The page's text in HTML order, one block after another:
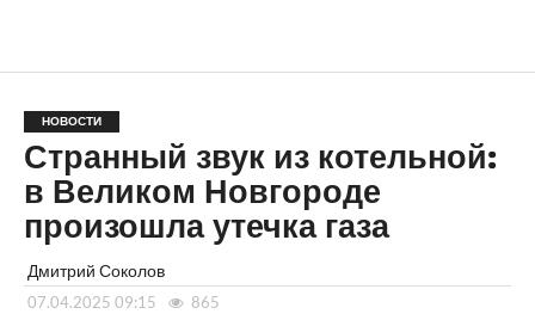
НОВОСТИ
Странный звук из котельной:
в Великом Новгороде
произошла утечка газа
Дмитрий Соколов
07.04.2025 09:15 865